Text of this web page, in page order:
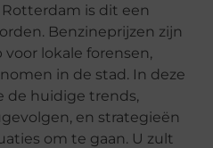
is dit een
Benzineprijzen zijn
lokale forensen,
in de stad. In deze
de huidige trends,
en strategieën
om te gaan. U zult